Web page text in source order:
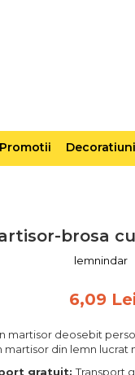
Promotii
brosa
lemnindar
6,09
martisor deosebit
martisor din lemn lucrat
gratuit:Transport